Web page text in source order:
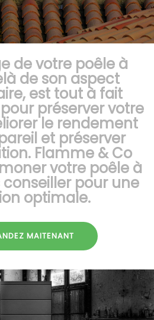
de votre poêle à
de son aspect
est tout à fait
préserver votre
le rendement
et préserver
Flamme & Co
votre poêle à
conseiller pour une
optimale.
MAITENANT